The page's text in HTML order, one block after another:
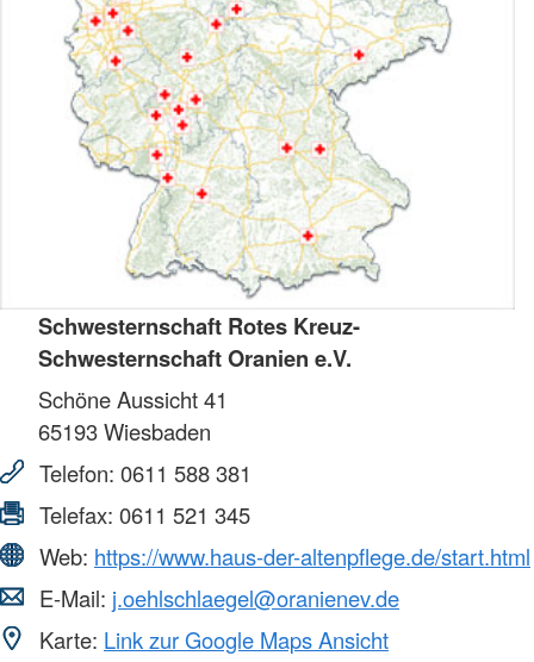
Schwesternschaft Rotes Kreuz-
Schwesternschaft Oranien e.V.
Schöne Aussicht 41
65193Wiesbaden
Telefon: 0611 588 381
Telefax: 0611 521 345
Web: https://www.haus-der-altenpflege.de/start.html
E-Mail: j.oehlschlaegel@oranienev.de
Karte: Link zur Google Maps Ansicht